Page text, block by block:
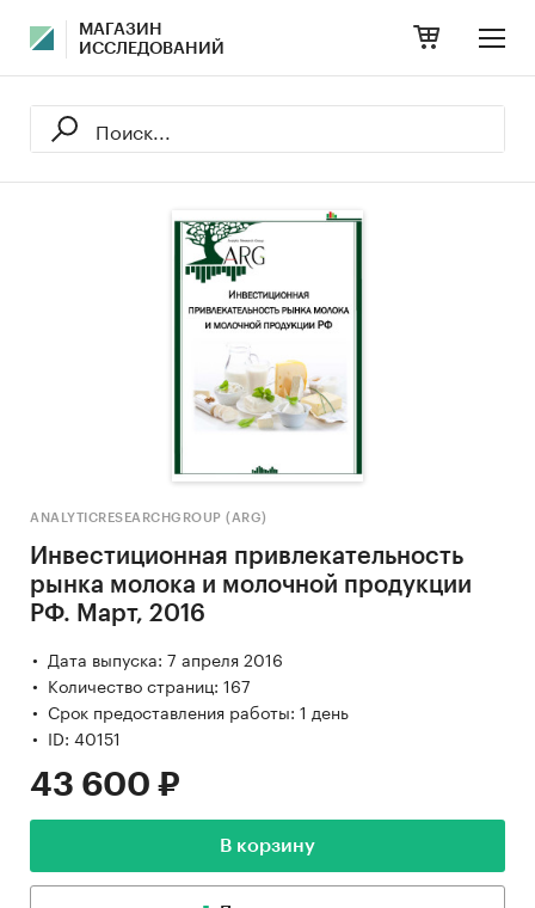
МАГАЗИН
ИССЛЕДОВАНИЙ
ANALYTICRESEARCHGROUP (ARG)
Инвестиционная привлекательность
рынка молока и молочной продукции
РФ. Март, 2016
Дата выпуска: 7 апреля 2016
Количество страниц: 167
Срок предоставления работы: 1 день
ID: 40151
43 600 ₽
В корзину